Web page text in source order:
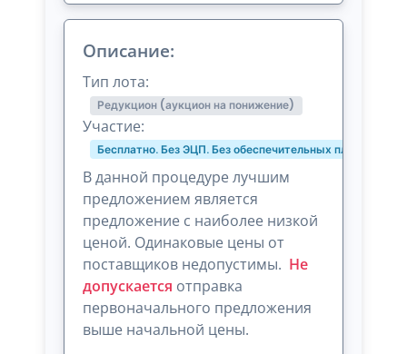
Описание:
Тип лота:
Редукцион (аукцион на понижение)
Участие:
Бесплатно. Без ЭЦП. Без обеспечительных платежей и
В данной процедуре лучшим
предложением является
предложение с наиболее низкой
ценой. Одинаковые цены от
поставщиков недопустимы. Не
допускается отправка
первоначального предложения
выше начальной цены.